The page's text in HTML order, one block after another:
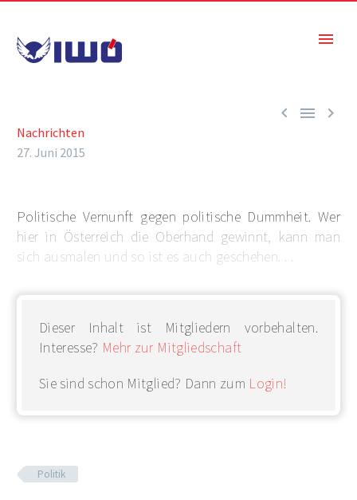
  
Nachrichten
27. Juni 2015
Politische Vernunft gegen politische Dummheit. Wer
hier in Österreich die Oberhand gewinnt, kann man
sich ausmalen und so ist es auch geschehen. . .
Dieser Inhalt ist Mitgliedern vorbehalten.
Interesse? Mehr zur Mitgliedschaft
Sie sind schon Mitglied? Dann zum Login!
Politik